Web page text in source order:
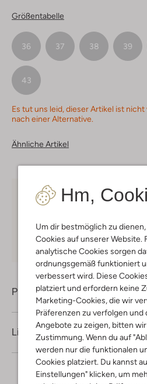
Hm,
Um dir bestmöglich zu
Cookies auf unserer Website.
analytische Cookies sorgen
ordnungsgemäß funktioniert
verbessert wird. Diese
platziert und erfordern keine
Marketing-Cookies, die wir
Präferenzen zu verfolgen und
Angebote zu zeigen, bitten
Zustimmung. Wenn du auf
werden nur die funktionalen
Cookies platziert. Du kannst
Einstellungen" klicken, um
Größentabelle
36 37 38 39
43
Es tut uns leid, dieser Artikel ist
nach einer Alternative.
Ähnliche Artikel
Kostenloser Versandab € 75
Kauf auf Rechnung 30 Tagen
Produktinformation
Lieferung & Rückgabe